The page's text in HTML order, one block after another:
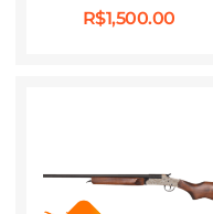
R$1,500.00